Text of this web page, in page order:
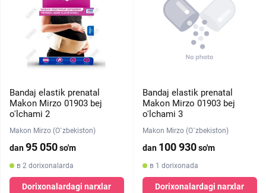
Bandaj elastik prenatal
Makon Mirzo 01903 bej
o'lchami 2
Makon Mirzo (O`zbekiston)
dan95 050so'm
в 2 dorixonalarda
Dorixonalardagi narxlar
Bandaj elastik prenatal
Makon Mirzo 01903 bej
o'lchami 3
Makon Mirzo (O`zbekiston)
dan 100 930so'm
в 1 dorixonada
Dorixonalardagi narxlar